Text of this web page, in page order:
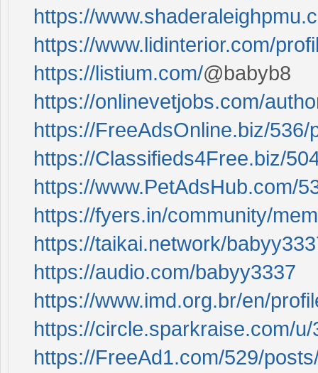
https://
https://www.lidinterior.com/
https://listium.com/@babyb8
https://onlinevetjobs.com/
https://FreeAdsOnline.biz/
https://Classifieds4Free.biz/
https://www.PetAdsHub.com/
https://fyers.in/community/
https://taikai.network/
https://audio.com/babyy3337
https://www.imd.org.br/en/
https://circle.sparkraise.com/
https://FreeAd1.com/529/